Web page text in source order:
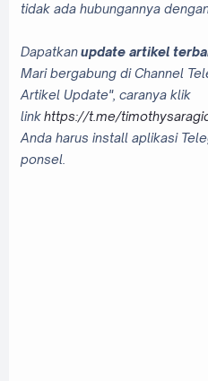
tidak ada hubungannya
Dapatkanupdate artikel
Mari bergabung di Channel
Artikel Update", caranya klik
linkhttps://t.me/
Anda harus install aplikasi
ponsel.